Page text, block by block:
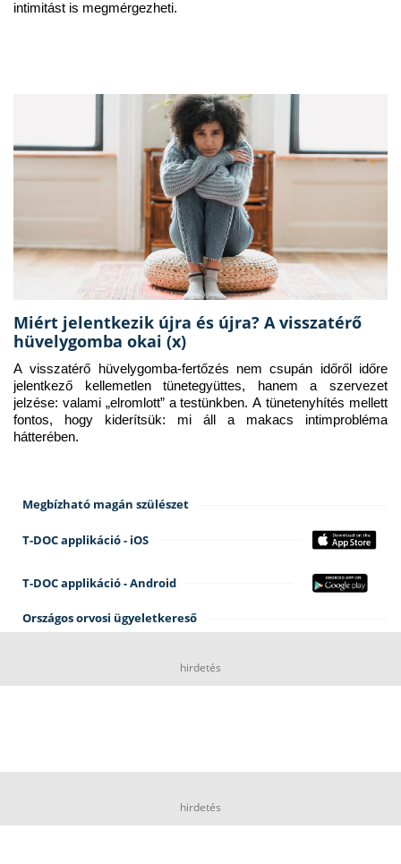
intimitást is megmérgezheti.
Miért jelentkezik újra és újra? A visszatérő
hüvelygomba okai (x)
A visszatérő hüvelygomba-fertőzés nem csupán időről időre
jelentkező kellemetlen tünetegyüttes, hanem a szervezet
jelzése: valami „elromlott” a testünkben. A tünetenyhítés mellett
fontos, hogy kiderítsük: mi áll a makacs intimprobléma
hátterében.
Megbízható magán szülészet
T-DOC applikáció - iOS
T-DOC applikáció - Android
Országos orvosi ügyeletkereső
hirdetés
hirdetés